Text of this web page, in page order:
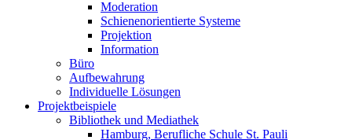
Moderation
Schienenorientierte Systeme
Projektion
Information
Büro
Aufbewahrung
Individuelle Lösungen
Projektbeispiele
Bibliothek und Mediathek
Hamburg, Berufliche Schule St. Pauli